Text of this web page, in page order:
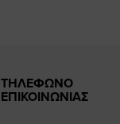
ΤΗΛΕΦΩΝΟ
ΕΠΙΚΟΙΝΩΝΙΑΣ